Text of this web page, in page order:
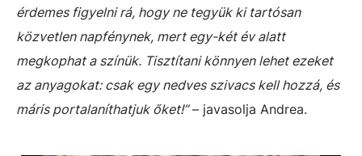
érdemes figyelni rá, hogy ne tegyük ki tartósan
közvetlen napfénynek, mert egy-két év alatt
megkophat a színük. Tisztítani könnyen lehet ezeket
az anyagokat: csak egy nedves szivacs kell hozzá, és
máris portalaníthatjuk őket!”– javasolja Andrea.